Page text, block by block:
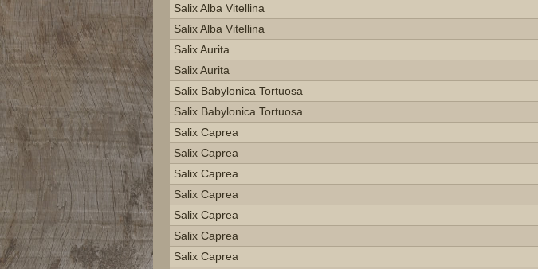
Salix Alba Vitellina
Salix Alba Vitellina
Salix Aurita
Salix Aurita
Salix Babylonica Tortuosa
Salix Babylonica Tortuosa
Salix Caprea
Salix Caprea
Salix Caprea
Salix Caprea
Salix Caprea
Salix Caprea
Salix Caprea